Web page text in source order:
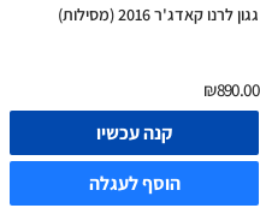
גגון לרנו קאדג'ר 2016 (מסילות)
₪890.00
קנה עכשיו
הוסף לעגלה